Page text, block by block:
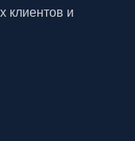
клиентов и